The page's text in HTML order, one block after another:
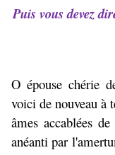
Puis vous devez
O épouse chérie
voici de nouveau à
âmes accablées
anéanti par